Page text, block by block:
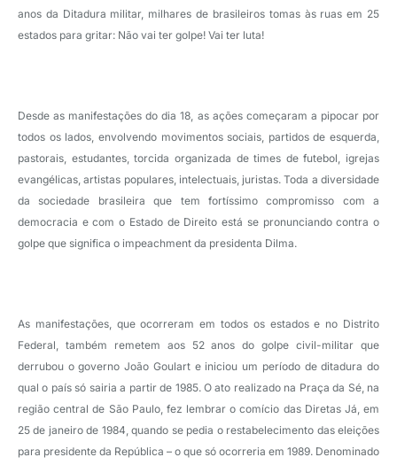
anos da Ditadura militar, milhares de brasileiros tomas às ruas em 25
estados para gritar: Não vai ter golpe! Vai ter luta!
Desde as manifestações do dia 18, as ações começaram a pipocar por
todos os lados, envolvendo movimentos sociais, partidos de esquerda,
pastorais, estudantes, torcida organizada de times de futebol, igrejas
evangélicas, artistas populares, intelectuais, juristas. Toda a diversidade
da sociedade brasileira que tem fortíssimo compromisso com a
democracia e com o Estado de Direito está se pronunciando contra o
golpe que significa o impeachment da presidenta Dilma.
As manifestações, que ocorreram em todos os estados e no Distrito
Federal, também remetem aos 52 anos do golpe civil-militar que
derrubou o governo João Goulart e iniciou um período de ditadura do
qual o país só sairia a partir de 1985. O ato realizado na Praça da Sé, na
região central de São Paulo, fez lembrar o comício das Diretas Já, em
25 de janeiro de 1984, quando se pedia o restabelecimento das eleições
para presidente da República – o que só ocorreria em 1989. Denominado